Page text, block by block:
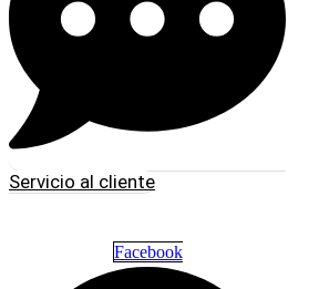
Servicio al cliente
Facebook